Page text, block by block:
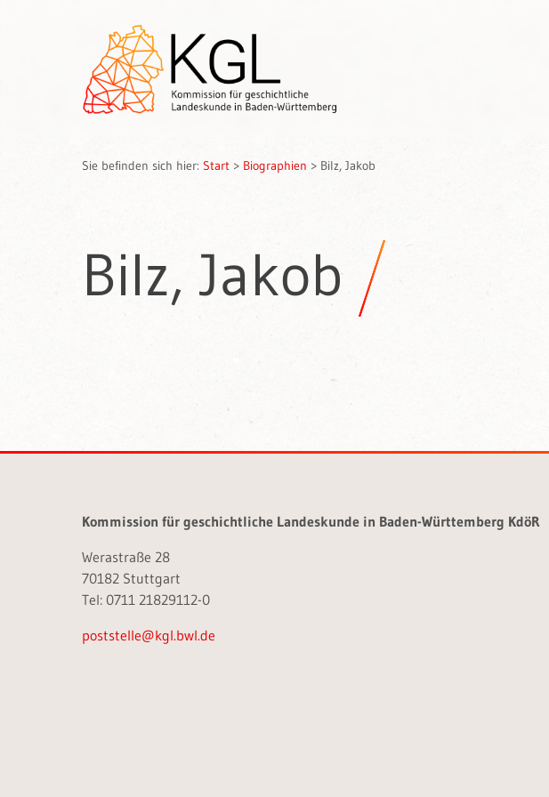
Sie befinden sich hier: Start > Biographien > Bilz, Jakob
Bilz, Jakob
Kommission für geschichtliche Landeskunde in Baden-Württemberg KdöR
Werastraße 28
70182 Stuttgart
Tel: 0711 21829112-0
poststelle@kgl.bwl.de